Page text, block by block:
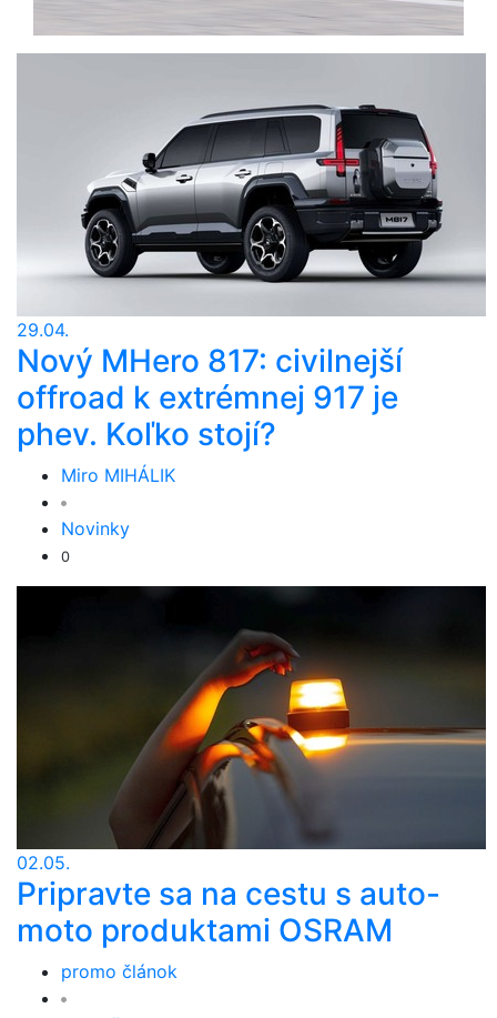
29.04.
Nový MHero 817: civilnejší
offroad k extrémnej 917 je
phev. Koľko stojí?
Miro MIHÁLIK
Novinky
0
02.05.
Pripravte sa na cestu s auto-
moto produktami OSRAM
promo článok